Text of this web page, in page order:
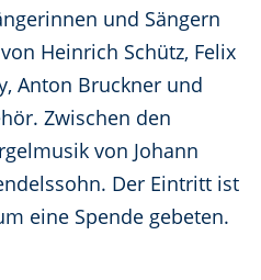
und Sängern
Heinrich Schütz, Felix
Anton Bruckner und
Zwischen den
von Johann
Der Eintritt ist
eine Spende gebeten.